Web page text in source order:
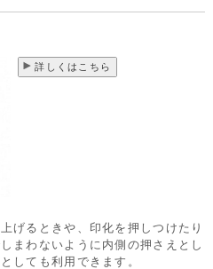
詳しくはこちら
げるときや、印化を押しつけたり
まわないように内側の押さえとし
しても利用できます。